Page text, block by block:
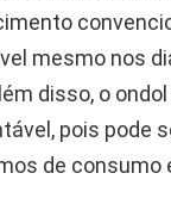
mesmo nos
disso, o
pois pode
de consumo